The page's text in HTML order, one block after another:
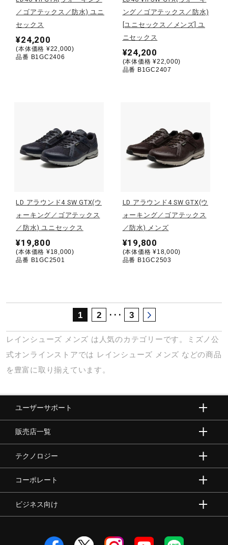
セール
その他
直営店一覧
取扱店一覧
／ゴアテックス／防水) ユニ
セックス
¥24,200
(本体価格 ¥22,000)
品番 B1GC2406
ング／ゴアテックス／防水)
[ユニセックス／メンズ] ユ
ニセックス
¥24,200
(本体価格 ¥22,000)
品番 B1GC2407
LD アラウンド4 SW GTX(ウ
ォーキング／ゴアテックス
／防水) ユニセックス
¥19,800
(本体価格 ¥18,000)
品番 B1GC2501
LD アラウンド4 SW GTX(ウ
ォーキング／ゴアテックス
／防水) メンズ
¥19,800
(本体価格 ¥18,000)
品番 B1GC2503
1 2 ･･･ 3
レインシューズ メンズ は人気のカテゴリーです。ミズノ公
式オンラインストアでは レインシューズ メンズ などの商品
を豊富に取り揃えています。
ユーザーサポート
販売店一覧
テクノロジー
コーポレート
ビジネス向け